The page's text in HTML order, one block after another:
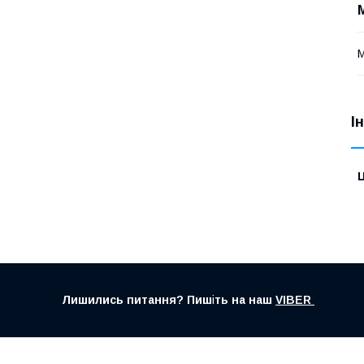
Лишились питання? Пишіть на наш VIBER